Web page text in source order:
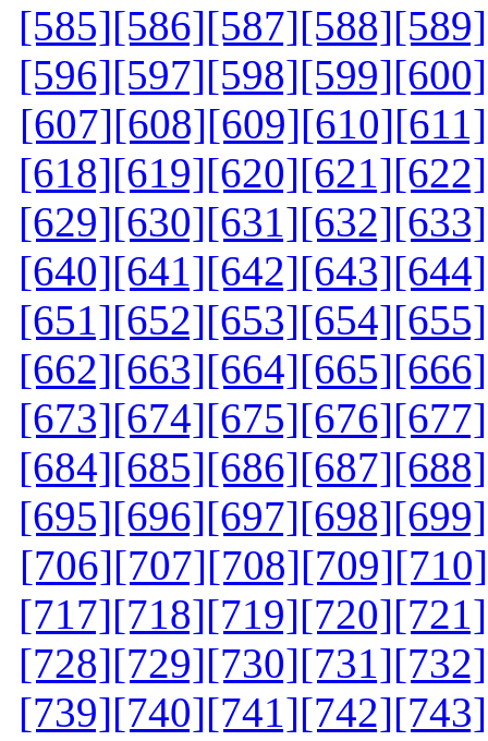
[585][586][587][588][589]
[596][597][598][599][600]
[607][608][609][610][611]
[618][619][620][621][622]
[629][630][631][632][633]
[640][641][642][643][644]
[651][652][653][654][655]
[662][663][664][665][666]
[673][674][675][676][677]
[684][685][686][687][688]
[695][696][697][698][699]
[706][707][708][709][710]
[717][718][719][720][721]
[728][729][730][731][732]
[739][740][741][742][743]